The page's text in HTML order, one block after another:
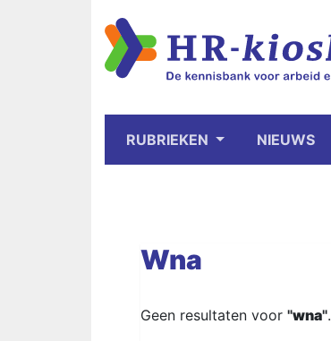
RUBRIEKEN NIEUWS
Wna
Geen resultaten voor "wna".